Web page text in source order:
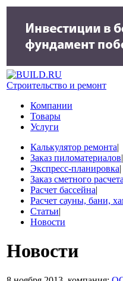
Строительство и ремонт
Компании
Товары
Услуги
Калькулятор ремонта|
Заказ пиломатериалов|
Экспресс-планировка|
Заказ сметного расчета
Расчет бассейна|
Расчет сауны, бани,
Статьи|
Новости
Новости